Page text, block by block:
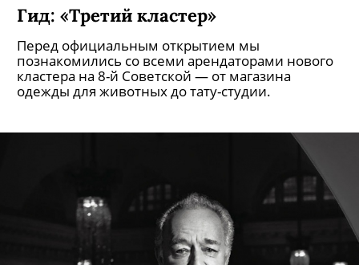
Гид: «Третий кластер»
Перед официальным открытием мы
познакомились со всеми арендаторами нового
кластера на 8-й Советской — от магазина
одежды для животных до тату-студии.